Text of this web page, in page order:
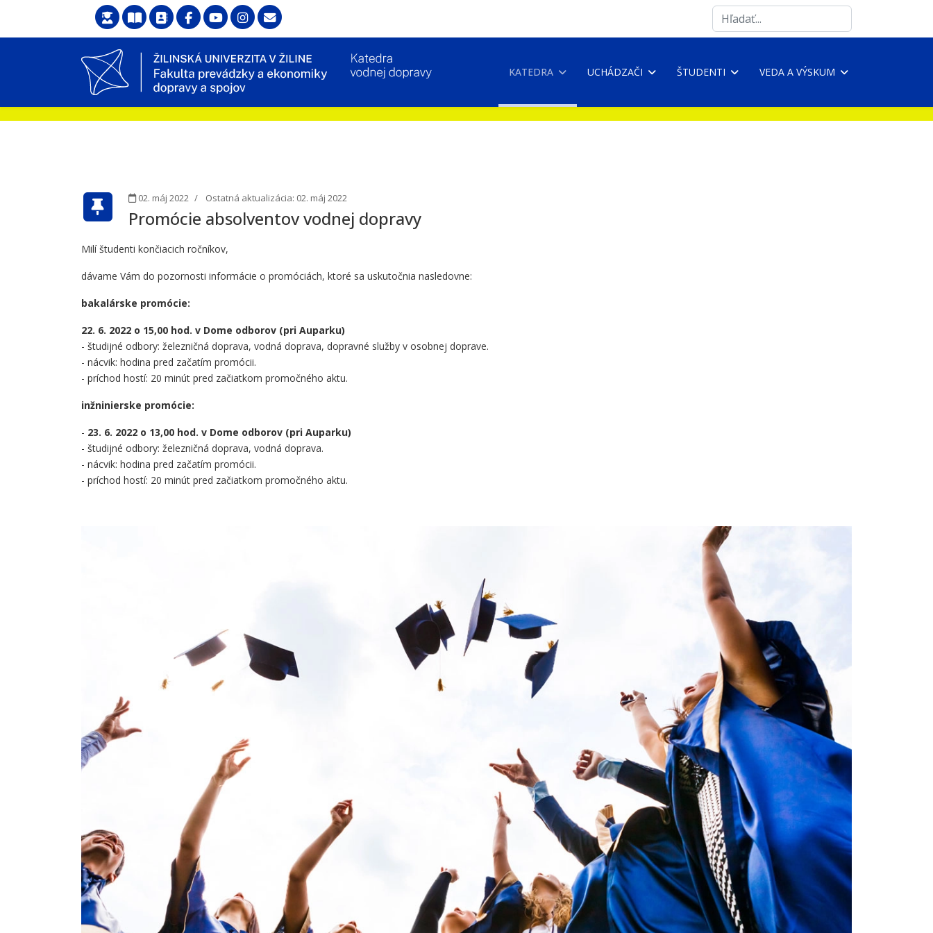
Search
...
KATEDRA UCHÁDZAČI ŠTUDENTI VEDA A VÝSKUM
02. máj 2022 Ostatná aktualizácia: 02. máj 2022
Promócie absolventov vodnej dopravy
Milí študenti končiacich ročníkov,
dávame Vám do pozornosti informácie o promóciách, ktoré sa uskutočnia nasledovne:
bakalárske promócie:
22. 6. 2022 o 15,00 hod. v Dome odborov (pri Auparku)
- študijné odbory: železničná doprava, vodná doprava, dopravné služby v osobnej doprave.
- nácvik: hodina pred začatím promócii.
- príchod hostí: 20 minút pred začiatkom promočného aktu.
inžninierske promócie:
- 23. 6. 2022 o 13,00 hod. v Dome odborov (pri Auparku)
- študijné odbory: železničná doprava, vodná doprava.
- nácvik: hodina pred začatím promócii.
- príchod hostí: 20 minút pred začiatkom promočného aktu.